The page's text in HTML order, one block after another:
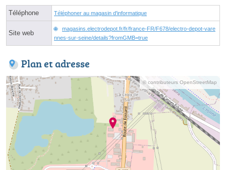
Téléphone Téléphoner au magasin d'informatique
Site web
magasins.electrodepot.fr/fr/france-FR/F678/electro-depot-vare
nnes-sur-seine/details?fromGMB=true
Plan et adresse
© contributeurs OpenStreetMap